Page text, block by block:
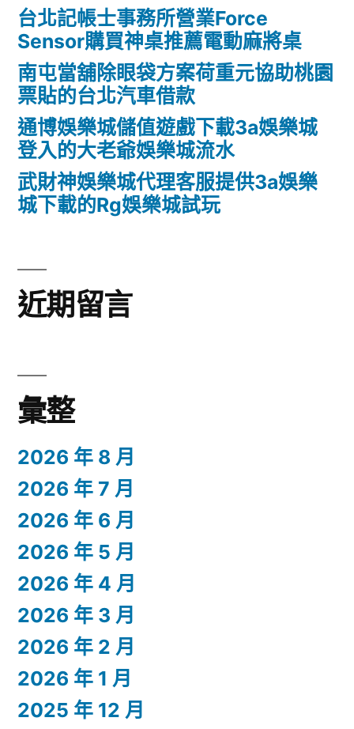
台北記帳士事務所營業Force
Sensor購買神桌推薦電動麻將桌
南屯當舖除眼袋方案荷重元協助桃園
票貼的台北汽車借款
通博娛樂城儲值遊戲下載3a娛樂城
登入的大老爺娛樂城流水
武財神娛樂城代理客服提供3a娛樂
城下載的Rg娛樂城試玩
近期留言
彙整
2026 年 8 月
2026 年 7 月
2026 年 6 月
2026 年 5 月
2026 年 4 月
2026 年 3 月
2026 年 2 月
2026 年 1 月
2025 年 12 月